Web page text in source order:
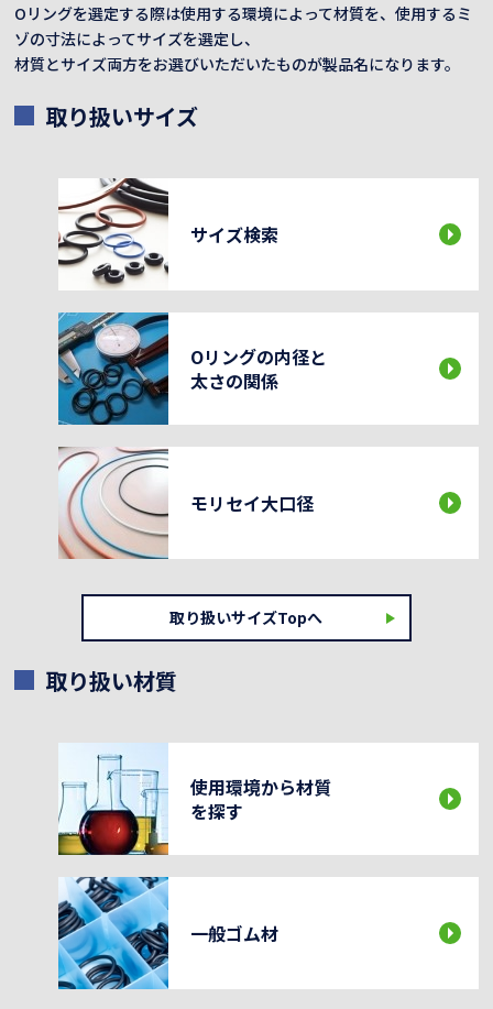
Oリングを選定する際は使用する環境によって材質を、使用するミ
ゾの寸法によってサイズを選定し、
材質とサイズ両方をお選びいただいたものが製品名になります。
取り扱いサイズ
サイズ検索
Oリングの内径と
太さの関係
モリセイ大口径
取り扱いサイズTopへ
取り扱い材質
使用環境から材質
を探す
一般ゴム材